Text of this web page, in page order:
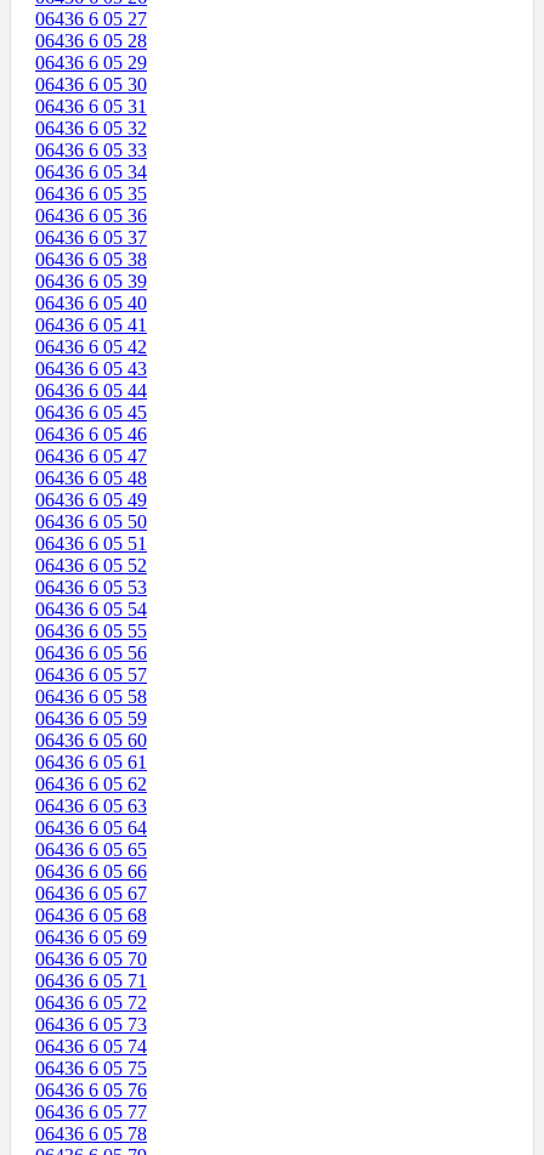
06436 6 05 27
06436 6 05 28
06436 6 05 29
06436 6 05 30
06436 6 05 31
06436 6 05 32
06436 6 05 33
06436 6 05 34
06436 6 05 35
06436 6 05 36
06436 6 05 37
06436 6 05 38
06436 6 05 39
06436 6 05 40
06436 6 05 41
06436 6 05 42
06436 6 05 43
06436 6 05 44
06436 6 05 45
06436 6 05 46
06436 6 05 47
06436 6 05 48
06436 6 05 49
06436 6 05 50
06436 6 05 51
06436 6 05 52
06436 6 05 53
06436 6 05 54
06436 6 05 55
06436 6 05 56
06436 6 05 57
06436 6 05 58
06436 6 05 59
06436 6 05 60
06436 6 05 61
06436 6 05 62
06436 6 05 63
06436 6 05 64
06436 6 05 65
06436 6 05 66
06436 6 05 67
06436 6 05 68
06436 6 05 69
06436 6 05 70
06436 6 05 71
06436 6 05 72
06436 6 05 73
06436 6 05 74
06436 6 05 75
06436 6 05 76
06436 6 05 77
06436 6 05 78